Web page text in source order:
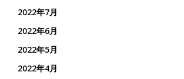
2022年7月
2022年6月
2022年5月
2022年4月